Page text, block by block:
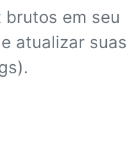
brutos em seu
atualizar suas